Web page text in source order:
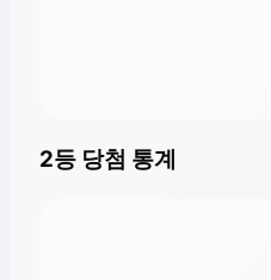
2등 당첨 통계